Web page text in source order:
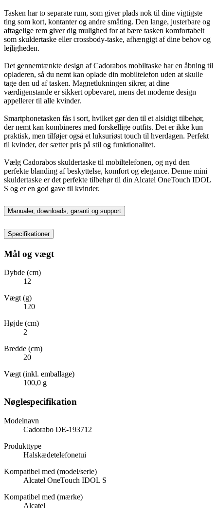
Tasken har to separate rum, som giver plads nok til dine vigtigste
ting som kort, kontanter og andre småting. Den lange, justerbare og
aftagelige rem giver dig mulighed for at bære tasken komfortabelt
som skuldertaske eller crossbody-taske, afhængigt af dine behov og
lejligheden.
Det gennemtænkte design af Cadorabos mobiltaske har en åbning til
opladeren, så du nemt kan oplade din mobiltelefon uden at skulle
tage den ud af tasken. Magnetlukningen sikrer, at dine
værdigenstande er sikkert opbevaret, mens det moderne design
appellerer til alle kvinder.
Smartphonetasken fås i sort, hvilket gør den til et alsidigt tilbehør,
der nemt kan kombineres med forskellige outfits. Det er ikke kun
praktisk, men tilføjer også et luksuriøst touch til hverdagen. Perfekt
til kvinder, der sætter pris på stil og funktionalitet.
Vælg Cadorabos skuldertaske til mobiltelefonen, og nyd den
perfekte blanding af beskyttelse, komfort og elegance. Denne mini
skuldertaske er det perfekte tilbehør til din Alcatel OneTouch IDOL
S og er en god gave til kvinder.
Manualer, downloads, garanti og support
Specifikationer
Mål og vægt
Dybde (cm)
12
Vægt (g)
120
Højde (cm)
2
Bredde (cm)
20
Vægt (inkl. emballage)
100,0 g
Nøglespecifikation
Modelnavn
Cadorabo DE-193712
Produkttype
Halskædetelefonetui
Kompatibel med (model/serie)
Alcatel OneTouch IDOL S
Kompatibel med (mærke)
Alcatel